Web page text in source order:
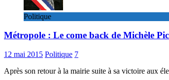
Politique
Métropole : Le come back de Michèle
12 mai 2015 Politique 7
Après son retour à la mairie suite à sa victoire aux